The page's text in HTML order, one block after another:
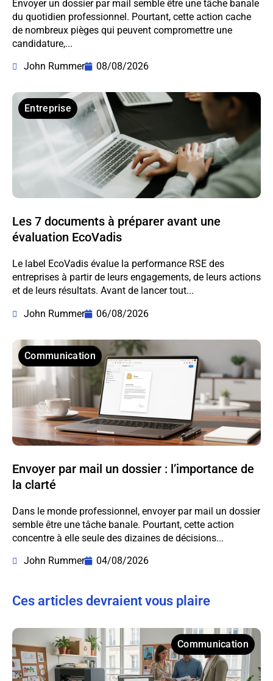
Envoyer un dossier par mail semble être une tâche banale
du quotidien professionnel. Pourtant, cette action cache
de nombreux pièges qui peuvent compromettre une
candidature,...
John Rummer
08/08/2026
Entreprise
Les 7 documents à préparer avant une
évaluation EcoVadis
Le label EcoVadis évalue la performance RSE des
entreprises à partir de leurs engagements, de leurs actions
et de leurs résultats. Avant de lancer tout...
John Rummer
06/08/2026
Communication
Envoyer par mail un dossier : l’importance de
la clarté
Dans le monde professionnel, envoyer par mail un dossier
semble être une tâche banale. Pourtant, cette action
concentre à elle seule des dizaines de décisions...
John Rummer
04/08/2026
Ces articles devraient vous plaire
Communication